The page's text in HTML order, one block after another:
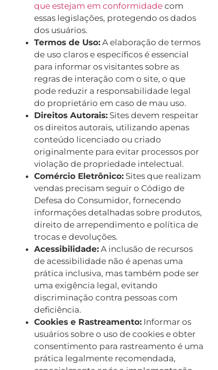
que estejam em conformidade com
essas legislações, protegendo os dados
dos usuários.
Termos de Uso: A elaboração de termos
de uso claros e específicos é essencial
para informar os visitantes sobre as
regras de interação com o site, o que
pode reduzir a responsabilidade legal
do proprietário em caso de mau uso.
Direitos Autorais: Sites devem respeitar
os direitos autorais, utilizando apenas
conteúdo licenciado ou criado
originalmente para evitar processos por
violação de propriedade intelectual.
Comércio Eletrônico: Sites que realizam
vendas precisam seguir o Código de
Defesa do Consumidor, fornecendo
informações detalhadas sobre produtos,
direito de arrependimento e política de
trocas e devoluções.
Acessibilidade: A inclusão de recursos
de acessibilidade não é apenas uma
prática inclusiva, mas também pode ser
uma exigência legal, evitando
discriminação contra pessoas com
deficiência.
Cookies e Rastreamento: Informar os
usuários sobre o uso de cookies e obter
consentimento para rastreamento é uma
prática legalmente recomendada,